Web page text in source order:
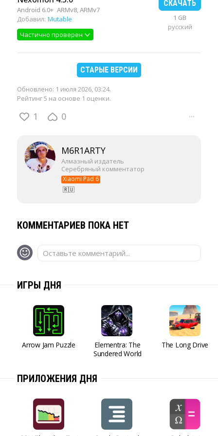
Android 6.0+ ARMv8, ARMv7
Добавил: Mutable
Частично проверен
СКАЧАТЬ
1 GB
русский
СТАРЫЕ ВЕРСИИ
Обновлено: 1 июля 2026, 03:24.
Рейтинг 5 на основе 1 оценки.
1 0 ···
M6R1ARTY
Алмазный издатель
Серебряный комментатор
Xiaomi Pad 6
🇷🇺
КОММЕНТАРИЕВ ПОКА НЕТ
Оставьте комментарий...
ИГРЫ ДНЯ
Arrow Jam Puzzle
Elementra: The
Sundered World
The Long Drive
ПРИЛОЖЕНИЯ ДНЯ